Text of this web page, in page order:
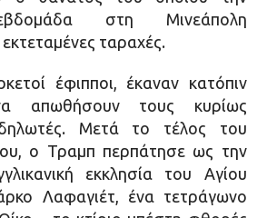
στη Μινεάπολη
ταραχές.
έφιπποι, έκαναν κατόπιν
απωθήσουν τους κυρίως
Μετά το τέλος του
ο Τραμπ περπάτησε ως την
εκκλησία του Αγίου
Λαφαγιέτ, ένα τετράγωνο